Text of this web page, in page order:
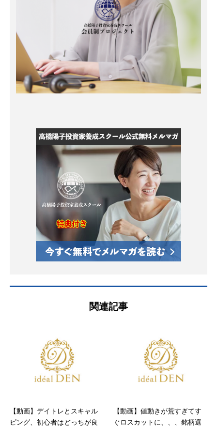
関連記事
【動画】デイトレとスキャル
ピング、初心者はどっちが良
【動画】値動きが荒すぎてす
ぐロスカットに、、、銘柄選